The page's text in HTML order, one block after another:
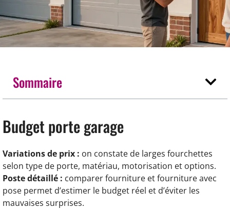
Sommaire
Budget porte garage
Variations de prix : on constate de larges fourchettes
selon type de porte, matériau, motorisation et options.
Poste détaillé : comparer fourniture et fourniture avec
pose permet d’estimer le budget réel et d’éviter les
mauvaises surprises.